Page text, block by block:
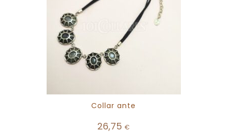
Collar ante
26,75 €